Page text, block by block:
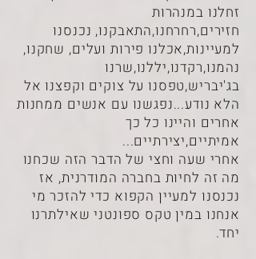
זחלנו במנהרות
חזירים,רחרחנו,התאבקנו, נכנסנו
למעיינות,אכלנו פירות ועלים, שחקנו,
נהמנו,רקדנו,יללנו,שרנו
בג'יבריש,טפסנו על צוקים וקפצנו אל
הלא נודע...נפגשנו עם אנשים ממחנות
אחרים והיינו כל כך
אמיתיים,יצירתיים...
אחרי שעה וחצי של הדבר הזה שכחנו
מה זה לחיות בחברה המודרנית, אז
נכנסנו למעיין הקפוא כדי להזכר מי
אנחנו במין טקס ספונטני שאילתרנו
יחד.